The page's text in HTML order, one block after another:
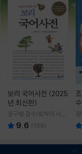
보리 국어사전 (2025
년 최신판)
윤구병 감수/토박이 사전
편찬실 편
9.6 (158)